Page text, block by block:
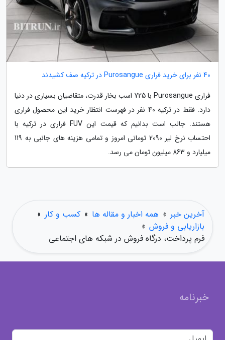
40 نفر برای خرید فراری Purosangue در ترکیه صف کشیدند
فراری Purosangue با 725 اسب بخار قدرت، متقاضیان بسیاری در دنیا
دارد. فقط در ترکیه 40 نفر در فهرست انتظار خرید این محصول فراری
هستند. جالب است بدانیم که قیمت این FUV فراری در ترکیه با
احتساب نرخ لیر 2090 تومانی امروز و تمامی هزینه های جانبی به 119
میلیارد و 863 میلیون تومان می رسد.
آخرین خبر » همه اخبار و مقاله ها » کسب و کار »
بازاریابی و فروش »
فرم پرداخت، درگاه فروش در شبکه های اجتماعی
خبرنامه